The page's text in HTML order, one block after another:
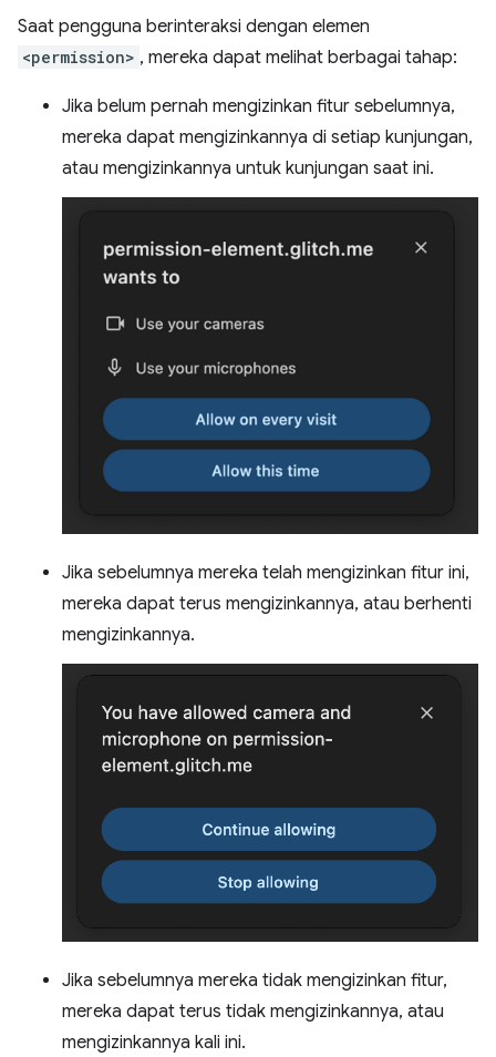
Saat pengguna berinteraksi dengan elemen
<permission> , mereka dapat melihat berbagai tahap:
Jika belum pernah mengizinkan fitur sebelumnya,
mereka dapat mengizinkannya di setiap kunjungan,
atau mengizinkannya untuk kunjungan saat ini.
Jika sebelumnya mereka telah mengizinkan fitur ini,
mereka dapat terus mengizinkannya, atau berhenti
mengizinkannya.
Jika sebelumnya mereka tidak mengizinkan fitur,
mereka dapat terus tidak mengizinkannya, atau
mengizinkannya kali ini.